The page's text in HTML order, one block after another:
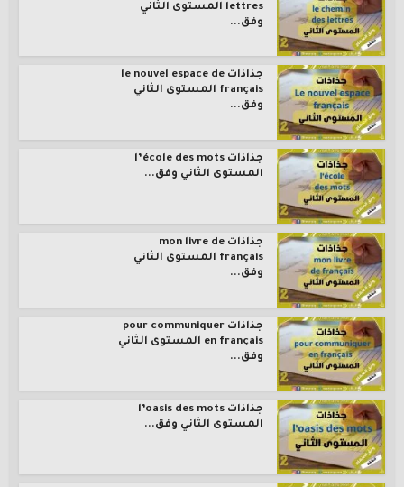
lettres المستوى الثاني
وفق...
جذاذات le nouvel espace de
français المستوى الثاني
وفق...
جذاذات l’école des mots
المستوى الثاني وفق...
جذاذات mon livre de
français المستوى الثاني
وفق...
جذاذات pour communiquer
en français المستوى الثاني
وفق...
جذاذات l’oasis des mots
المستوى الثاني وفق...